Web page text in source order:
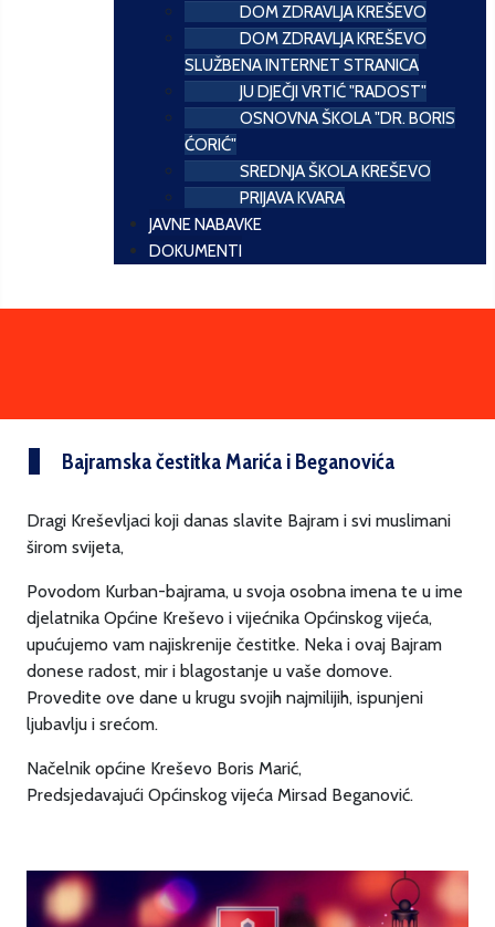
DOM ZDRAVLJA KREŠEVO
DOM ZDRAVLJA KREŠEVO
SLUŽBENA INTERNET STRANICA
JU DJEČJI VRTIĆ "RADOST"
OSNOVNA ŠKOLA "DR. BORIS
ĆORIĆ"
SREDNJA ŠKOLA KREŠEVO
PRIJAVA KVARA
JAVNE NABAVKE
DOKUMENTI
Bajramska čestitka Marića i Beganovića
Dragi Kreševljaci koji danas slavite Bajram i svi muslimani
širom svijeta,
Povodom Kurban-bajrama, u svoja osobna imena te u ime
djelatnika Općine Kreševo i vijećnika Općinskog vijeća,
upućujemo vam najiskrenije čestitke. Neka i ovaj Bajram
donese radost, mir i blagostanje u vaše domove.
Provedite ove dane u krugu svojih najmilijih, ispunjeni
ljubavlju i srećom.
Načelnik općine Kreševo Boris Marić,
Predsjedavajući Općinskog vijeća Mirsad Beganović.